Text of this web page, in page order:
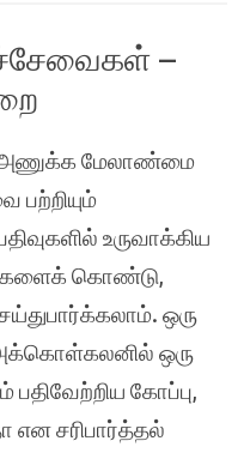
–
அணுக்க மேலாண்மை
பற்றியும்
உருவாக்கிய
கொண்டு,
ஒரு
ஒரு
கோப்பு,
சரிபார்த்தல்